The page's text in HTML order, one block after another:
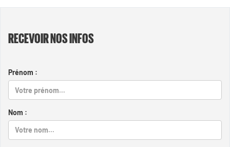
RECEVOIR NOS INFOS
Prénom :
Nom :